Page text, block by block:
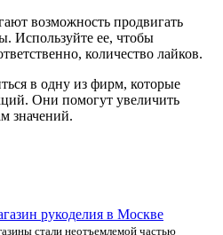
возможность продвигать
Используйте ее, чтобы
количество лайков.
в одну из фирм, которые
Они помогут увеличить
значений.
рукоделия в Москве
стали неотъемлемой частью